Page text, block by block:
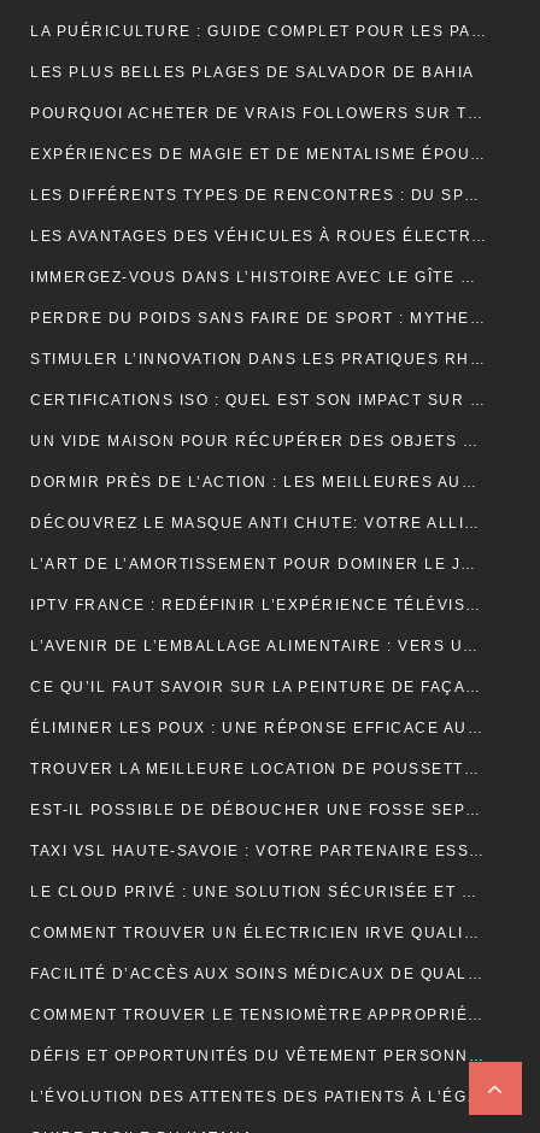
LA PUÉRICULTURE : GUIDE COMPLET POUR LES PARENTS MODERNES.
LES PLUS BELLES PLAGES DE SALVADOR DE BAHIA
POURQUOI ACHETER DE VRAIS FOLLOWERS SUR TIKTOK PEUT AIDER À DÉVELOPPER VOTRE COMPTE RAPIDEMENT ?
EXPÉRIENCES DE MAGIE ET DE MENTALISME ÉPOUSTOUFLANTES EN SUISSE ROMANDE
LES DIFFÉRENTS TYPES DE RENCONTRES : DU SPEED DATING AUX RENCONTRES EN LIGNE, QUELLES SONT LES OPTIONS DISPONIBLES ?
LES AVANTAGES DES VÉHICULES À ROUES ÉLECTRIQUES POUR L’ENVIRONNEMENT.
IMMERGEZ-VOUS DANS L’HISTOIRE AVEC LE GÎTE MONT SAINT MICHEL
PERDRE DU POIDS SANS FAIRE DE SPORT : MYTHES ET RÉALITÉS
STIMULER L’INNOVATION DANS LES PRATIQUES RH PAR L’EXTERNALISATION
CERTIFICATIONS ISO : QUEL EST SON IMPACT SUR LES TARIFS D’UNE TRADUCTION ASSERMENTÉE ?
UN VIDE MAISON POUR RÉCUPÉRER DES OBJETS DE DÉCORATION
DORMIR PRÈS DE L’ACTION : LES MEILLEURES AUBERGES DE JEUNESSE À PROXIMITÉ DU PUY DU FOU
DÉCOUVREZ LE MASQUE ANTI CHUTE: VOTRE ALLIÉ POUR DES CHEVEUX FORTS ET SAINS
L’ART DE L’AMORTISSEMENT POUR DOMINER LE JEU DE BADMINTON
IPTV FRANCE : REDÉFINIR L’EXPÉRIENCE TÉLÉVISUELLE
L’AVENIR DE L’EMBALLAGE ALIMENTAIRE : VERS UNE RÉVOLUTION DURABLE ?
CE QU’IL FAUT SAVOIR SUR LA PEINTURE DE FAÇADE
ÉLIMINER LES POUX : UNE RÉPONSE EFFICACE AU CENTRE DE TRAITEMENT DES POUX À LYON
TROUVER LA MEILLEURE LOCATION DE POUSSETTE: FACILITEZ VOS DÉPLACEMENTS AVEC BÉBÉ
EST-IL POSSIBLE DE DÉBOUCHER UNE FOSSE SEPTIQUE NATURELLEMENT ?
TAXI VSL HAUTE-SAVOIE : VOTRE PARTENAIRE ESSENTIEL POUR DES DÉPLACEMENTS MÉDICAUX SÛRS ET CONFORTABLES
LE CLOUD PRIVÉ : UNE SOLUTION SÉCURISÉE ET POLYVALENTE POUR LE STOCKAGE ET L’ACCÈS AUX DONNÉES
COMMENT TROUVER UN ÉLECTRICIEN IRVE QUALIFIÉ POUR VOTRE PROJET DE MOBILITÉ ÉLECTRIQUE ?
FACILITÉ D’ACCÈS AUX SOINS MÉDICAUX DE QUALITÉ AVEC LES TAXIS VSL DE CLERMONT-FERRAND
COMMENT TROUVER LE TENSIOMÈTRE APPROPRIÉ POUR VOUS?
DÉFIS ET OPPORTUNITÉS DU VÊTEMENT PERSONNALISÉ : ANALYSE DU SECTEUR
L’ÉVOLUTION DES ATTENTES DES PATIENTS À L’ÉGARD DU TÉLÉSECRÉTARIAT MÉDICAL : SERVICES PERSONNALISÉS, RÉPONSE RAPIDE ET DISPONIBILITÉ